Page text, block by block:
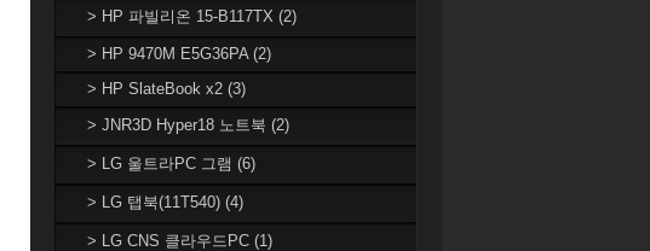
> HP 파빌리온 15-B117TX (2)
> HP 9470M E5G36PA (2)
> HP SlateBook x2 (3)
> JNR3D Hyper18 노트북 (2)
> LG 울트라PC 그램 (6)
> LG 탭북(11T540) (4)
> LG CNS 클라우드PC (1)